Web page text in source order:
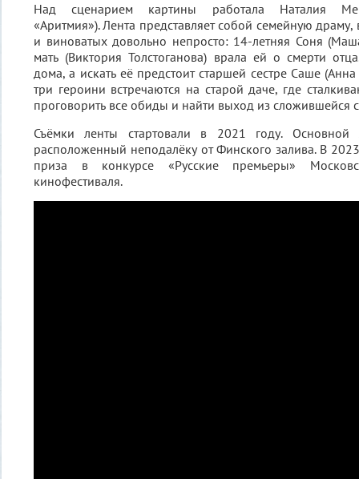
Над сценарием картины работала Наталия
«Аритмия»). Лента представляет собой семейную
и виноватых довольно непросто: 14-летняя Соня
мать (Виктория Толстоганова) врала ей о смерти
дома, а искать её предстоит старшей сестре Саше (Анна
три героини встречаются на старой даче, где
проговорить все обиды и найти выход из сложившейся
Съёмки ленты стартовали в 2021 году. Основной
расположенный неподалёку от Финского залива. В 2023
приза в конкурсе «Русские премьеры»
кинофестиваля.